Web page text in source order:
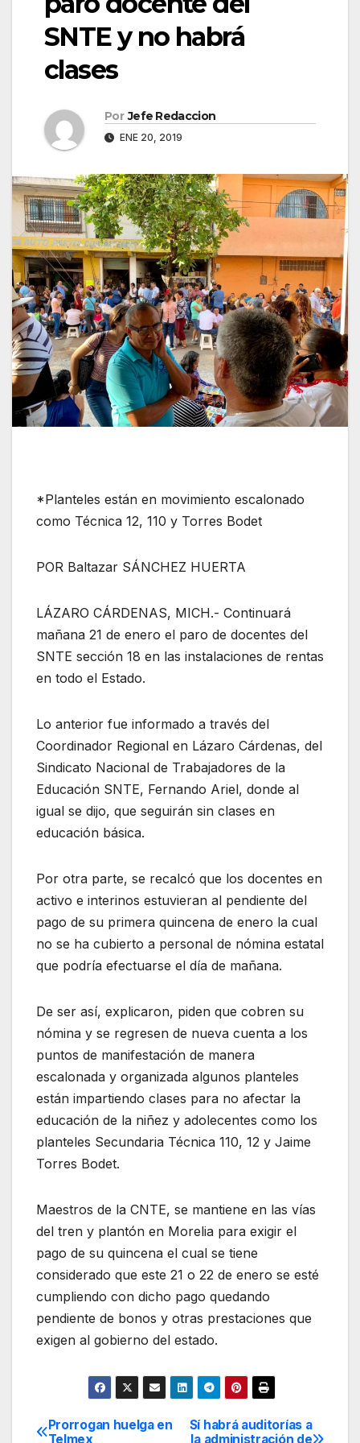
SNTE y no habrá
clases
Por Jefe Redaccion
ENE 20, 2019
*Planteles están en movimiento escalonado
como Técnica 12, 110 y Torres Bodet
POR Baltazar SÁNCHEZ HUERTA
LÁZARO CÁRDENAS, MICH.- Continuará
mañana 21 de enero el paro de docentes del
SNTE sección 18 en las instalaciones de rentas
en todo el Estado.
Lo anterior fue informado a través del
Coordinador Regional en Lázaro Cárdenas, del
Sindicato Nacional de Trabajadores de la
Educación SNTE, Fernando Ariel, donde al
igual se dijo, que seguirán sin clases en
educación básica.
Por otra parte, se recalcó que los docentes en
activo e interinos estuvieran al pendiente del
pago de su primera quincena de enero la cual
no se ha cubierto a personal de nómina estatal
que podría efectuarse el día de mañana.
De ser así, explicaron, piden que cobren su
nómina y se regresen de nueva cuenta a los
puntos de manifestación de manera
escalonada y organizada algunos planteles
están impartiendo clases para no afectar la
educación de la niñez y adolecentes como los
planteles Secundaria Técnica 110, 12 y Jaime
Torres Bodet.
Maestros de la CNTE, se mantiene en las vías
del tren y plantón en Morelia para exigir el
pago de su quincena el cual se tiene
considerado que este 21 o 22 de enero se esté
cumpliendo con dicho pago quedando
pendiente de bonos y otras prestaciones que
exigen al gobierno del estado.
Navegación
Sí habrá auditorías a
la administración de
Prorrogan huelga en
Telmex